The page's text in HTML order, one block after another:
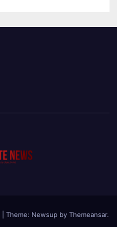
Theme: Newsup by Themeansar.